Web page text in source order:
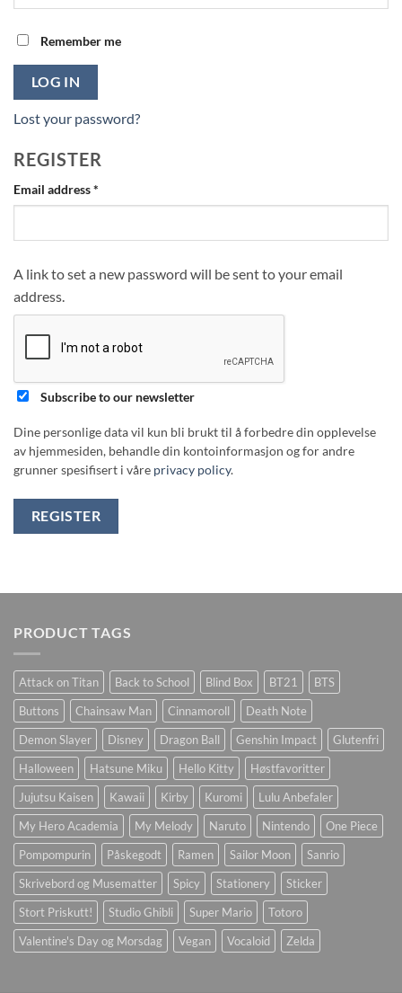
Remember me
LOG IN
Lost your password?
REGISTER
Email address*
A link to set a new password will be sent to your email
address.
Subscribe to our newsletter
Dine personlige data vil kun bli brukt til å forbedre din opplevelse
av hjemmesiden, behandle din kontoinformasjon og for andre
grunner spesifisert i våre privacy policy.
REGISTER
PRODUCT TAGS
Attack on Titan Back to School Blind Box BT21
BTS
Buttons
Chainsaw Man Cinnamoroll
Death Note
Demon Slayer
Disney Dragon Ball Genshin Impact
Glutenfri
Halloween
Hatsune Miku Hello Kitty
Høstfavoritter
Jujutsu Kaisen
Kawaii Kirby Kuromi
Lulu Anbefaler
My Hero Academia
My Melody Naruto Nintendo
One Piece
Pompompurin
Påskegodt Ramen Sailor Moon
Sanrio
Skrivebord og Musematter
Spicy Stationery
Sticker
Stort Priskutt!
Studio Ghibli Super Mario
Totoro
Valentine's Day og Morsdag
Vegan Vocaloid Zelda